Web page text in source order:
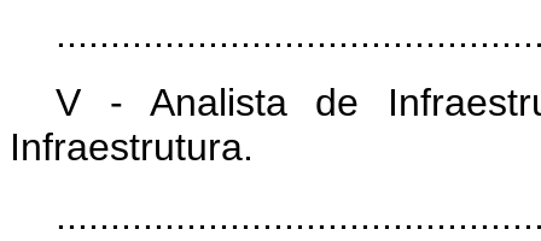
V - Analista de
Infraestrutura.